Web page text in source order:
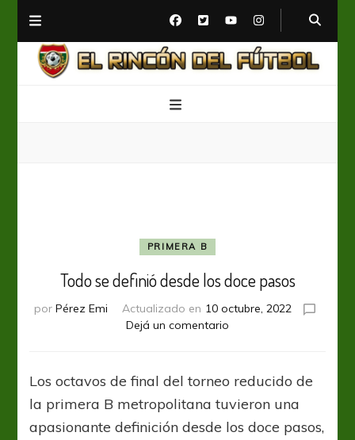
PRIMERA B
Todo se definió desde los doce pasos
por Pérez Emi Actualizado en 10 octubre, 2022
Dejá un comentario
definió
desde
los
doce
Los octavos de final del torneo reducido de
la primera B metropolitana tuvieron una
apasionante definición desde los doce pasos,